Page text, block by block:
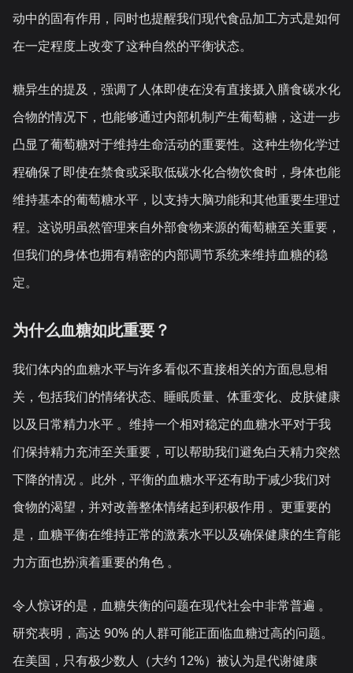
动中的固有作用，同时也提醒我们现代食品加工方式是如何
在一定程度上改变了这种自然的平衡状态。
糖异生的提及，强调了人体即使在没有直接摄入膳食碳水化
合物的情况下，也能够通过内部机制产生葡萄糖，这进一步
凸显了葡萄糖对于维持生命活动的重要性。这种生物化学过
程确保了即使在禁食或采取低碳水化合物饮食时，身体也能
维持基本的葡萄糖水平，以支持大脑功能和其他重要生理过
程。这说明虽然管理来自外部食物来源的葡萄糖至关重要，
但我们的身体也拥有精密的内部调节系统来维持血糖的稳
定。
为什么血糖如此重要？
我们体内的血糖水平与许多看似不直接相关的方面息息相
关，包括我们的情绪状态、睡眠质量、体重变化、皮肤健康
以及日常精力水平 。维持一个相对稳定的血糖水平对于我
们保持精力充沛至关重要，可以帮助我们避免白天精力突然
下降的情况 。此外，平衡的血糖水平还有助于减少我们对
食物的渴望，并对改善整体情绪起到积极作用 。更重要的
是，血糖平衡在维持正常的激素水平以及确保健康的生育能
力方面也扮演着重要的角色 。
令人惊讶的是，血糖失衡的问题在现代社会中非常普遍 。
研究表明，高达 90% 的人群可能正面临血糖过高的问题。
在美国，只有极少数人（大约 12%）被认为是代谢健康